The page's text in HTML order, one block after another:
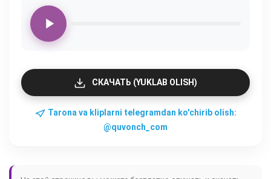
СКАЧАТЬ (YUKLAB OLISH)
Tarona va kliplarni telegramdan ko'chirib olish:
@quvonch_com